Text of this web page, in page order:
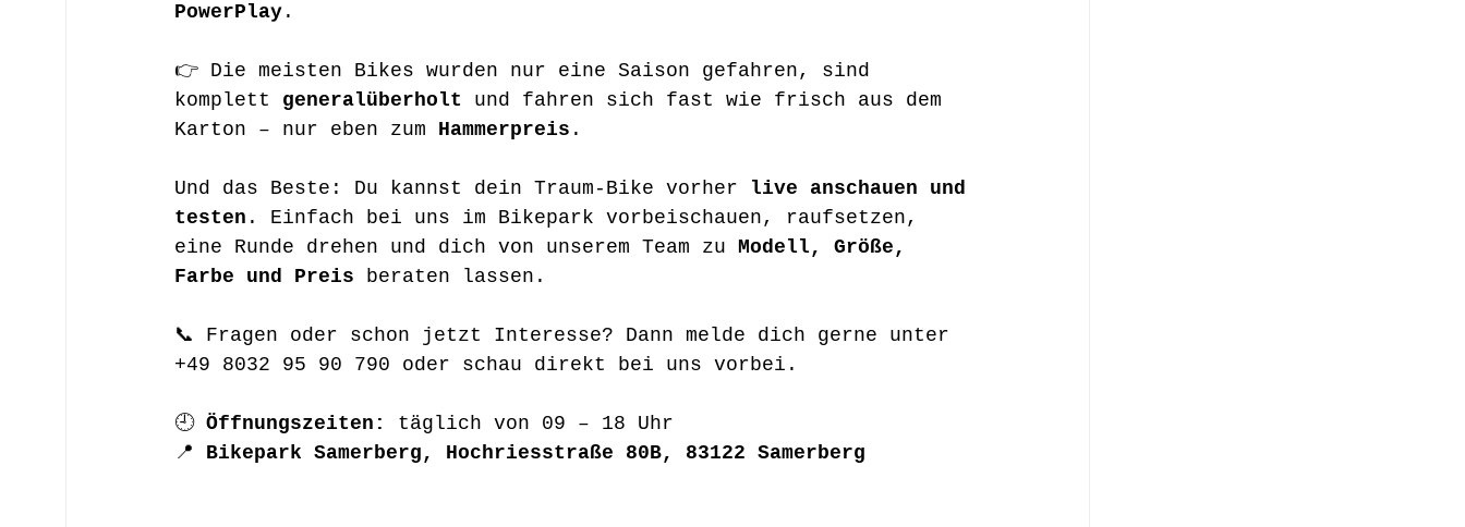
PowerPlay .
👉 Die meisten Bikes wurden nur eine Saison gefahren, sind
komplett generalüberholt und fahren sich fast wie frisch aus dem
Karton – nur eben zum Hammerpreis .
Und das Beste: Du kannst dein Traum-Bike vorher live anschauen und
testen . Einfach bei uns im Bikepark vorbeischauen, raufsetzen,
eine Runde drehen und dich von unserem Team zu Modell, Größe,
Farbe und Preis beraten lassen.
📞 Fragen oder schon jetzt Interesse? Dann melde dich gerne unter
+49 8032 95 90 790 oder schau direkt bei uns vorbei.
🕘 Öffnungszeiten:
täglich von 09 – 18 Uhr
📍 Bikepark Samerberg, Hochriesstraße 80B, 83122 Samerberg